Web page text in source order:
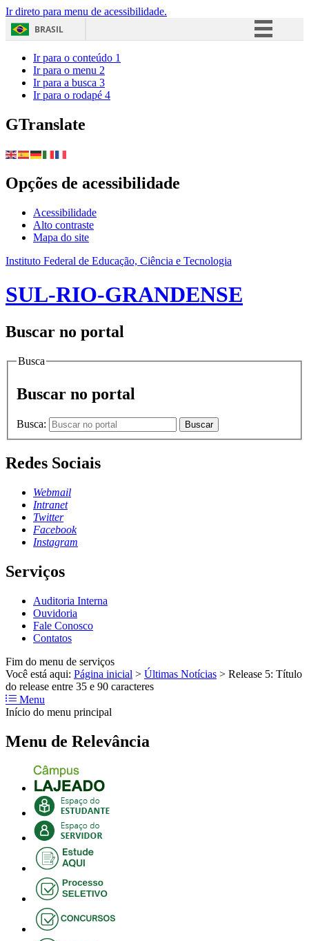
Ir direto para menu de acessibilidade.
BRASIL
Ir para o conteúdo 1
Ir para o menu 2
Ir para a busca 3
Ir para o rodapé 4
GTranslate
Opções de acessibilidade
Acessibilidade
Alto contraste
Mapa do site
Instituto Federal de Educação, Ciência e Tecnologia
SUL-RIO-GRANDENSE
Buscar no portal
Busca
Buscar no portal
Busca: Buscar
Redes Sociais
Webmail
Intranet
Twitter
Facebook
Instagram
Serviços
Auditoria Interna
Ouvidoria
Fale Conosco
Contatos
Fim do menu de serviços
Você está aqui: Página inicial > Últimas Notícias > Release 5: Título
do release entre 35 e 90 caracteres
Menu
Início do menu principal
Menu de Relevância